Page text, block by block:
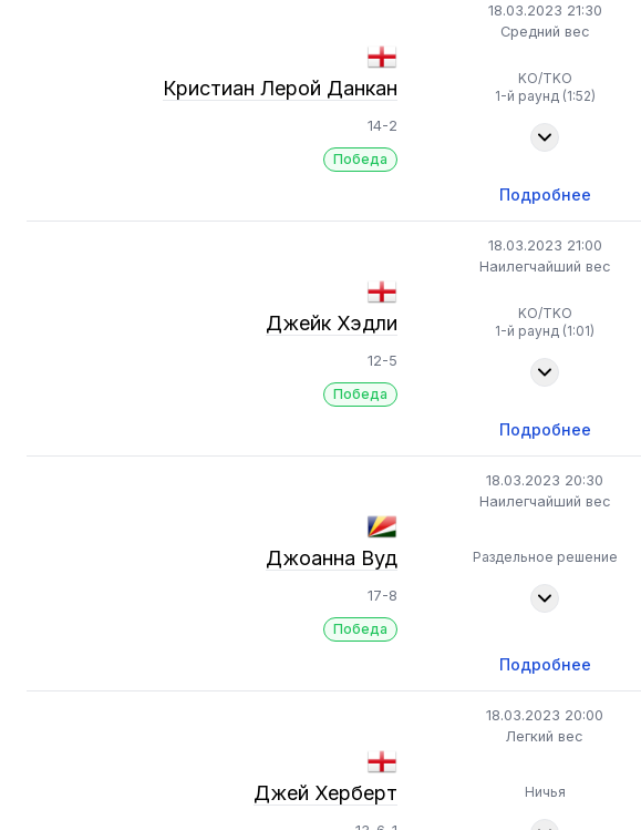
18.03.2023 21:30
Средний вес
Кристиан Лерой Данкан
14-2
Победа
KO/TKO
1-й раунд (1:52)
Подробнее
18.03.2023 21:00
Наилегчайший вес
Джейк Хэдли
12-5
Победа
KO/TKO
1-й раунд (1:01)
Подробнее
18.03.2023 20:30
Наилегчайший вес
Джоанна Вуд
17-8
Победа
Раздельное решение
Подробнее
18.03.2023 20:00
Легкий вес
Джей Херберт Ничья